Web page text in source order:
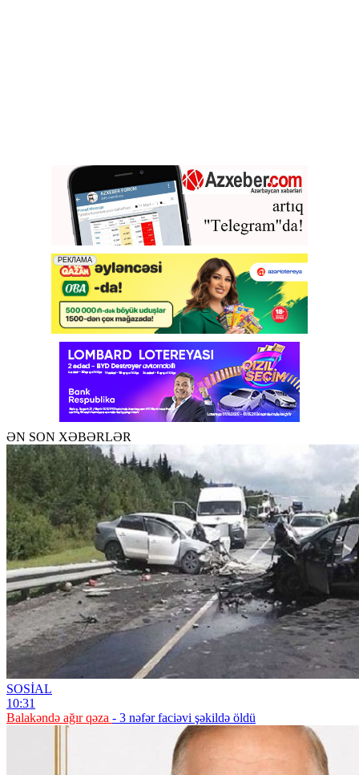
ƏN SON XƏBƏRLƏR
SOSİAL
10:31
Balakəndə ağır qəza - 3 nəfər faciəvi şəkildə öldü